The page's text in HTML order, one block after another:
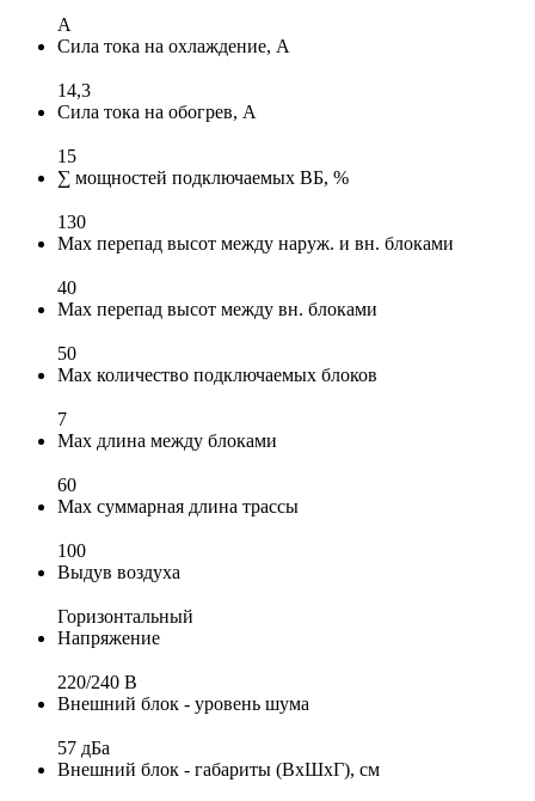
A
Сила тока на охлаждение, А
14,3
Сила тока на обогрев, А
15
∑ мощностей подключаемых ВБ, %
130
Max перепад высот между наруж. и вн. блоками
40
Max перепад высот между вн. блоками
50
Max количество подключаемых блоков
7
Max длина между блоками
60
Max суммарная длина трассы
100
Выдув воздуха
Горизонтальный
Напряжение
220/240 B
Внешний блок - уровень шума
57 дБа
Внешний блок - габариты (ВхШхГ), см